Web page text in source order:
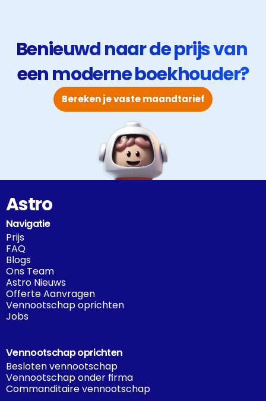
vooral snel en proactief fiscaal advies van
levensbelang. Een boekhouder die kort op de bal
speelt en vlot bereikbaar is, zorgt ervoor dat jij je
volledig kan focussen op de groei van je zaak.
Benieuwd naar de prijs van
een moderne boekhouder?
Bereken je vaste maandtarief
Astro
Navigatie
Prijs
FAQ
Blogs
Ons Team
Astro Nieuws
Offerte Aanvragen
Vennootschap oprichten
Jobs
Vennootschap oprichten
Besloten vennootschap
Vennootschap onder firma
Commanditaire vennootschap